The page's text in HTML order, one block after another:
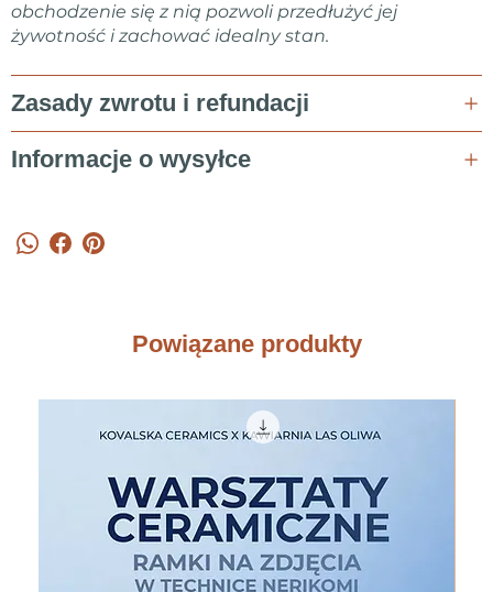
obchodzenie się z nią pozwoli przedłużyć jej
żywotność i zachować idealny stan.
Zasady zwrotu i refundacji
Informacje o wysyłce
Powiązane produkty